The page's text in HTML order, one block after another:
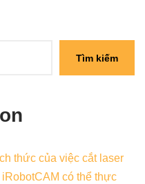
Tìm kiếm
thức của việc cắt laser
có thể thực